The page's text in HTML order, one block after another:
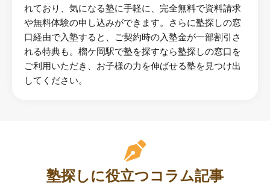
れており、気になる塾に手軽に、完全無料で資料請求
や無料体験の申し込みができます。さらに塾探しの窓
口経由で入塾すると、ご契約時の入塾金が一部割引さ
れる特典も。榴ケ岡駅で塾を探すなら塾探しの窓口を
ご利用いただき、お子様の力を伸ばせる塾を見つけ出
してください。
塾探しに役立つコラム記事